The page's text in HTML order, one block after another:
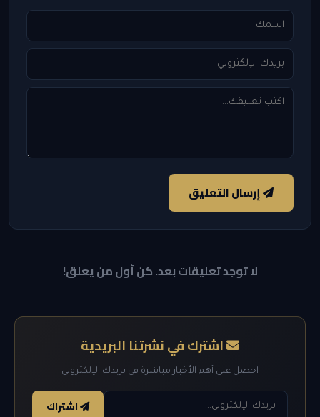
إرسال التعليق
لا توجد تعليقات بعد. كن أول من يعلق!
اشترك في نشرتنا البريدية
احصل على أهم الأخبار مباشرة في بريدك الإلكتروني
اشتراك